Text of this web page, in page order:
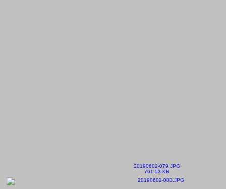
20190602-079.JPG
761.53 KB